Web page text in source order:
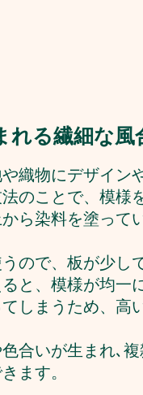
る繊細な風
織物にデザイン
のことで、模様
ら染料を塗って
ので、板が少し
と、模様が均一
しまうため、高
合いが生まれ､複
ます。